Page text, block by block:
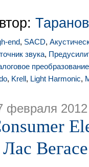
end, SACD,
звука,
преобразование
, Krell, Light Harmonic,
февраля 2012